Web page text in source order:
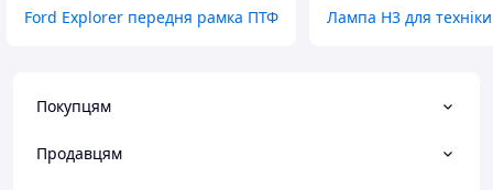
Ford Explorer передня рамка ПТФ Лампа H3 для техніки
Покупцям
Продавцям